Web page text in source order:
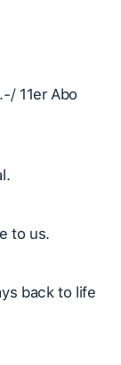
11er Abo
to us.
back to life